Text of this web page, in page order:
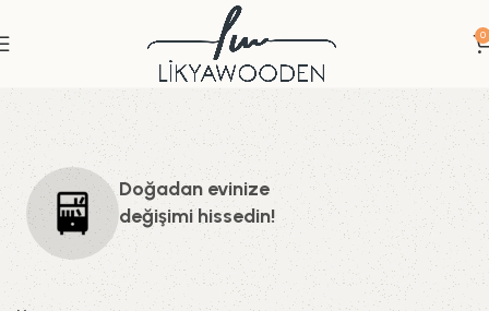
0
Doğadan evinize
değişimi hissedin!